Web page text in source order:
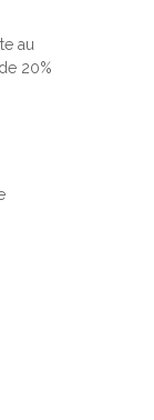
au
20%